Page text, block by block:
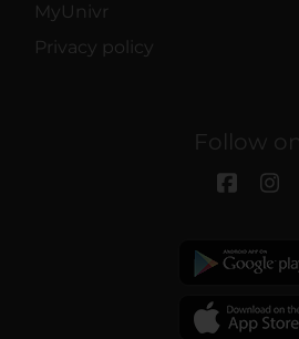
MyUnivr
Privacy policy
Follow on